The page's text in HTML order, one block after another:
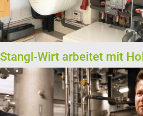
Stangl-Wirt arbeitet mit